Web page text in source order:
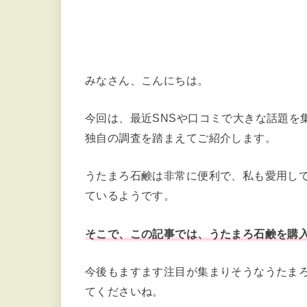
みなさん、こんにちは。
今回は、最近SNSや口コミで大きな話題を
独自の調査を踏まえてご紹介します。
うたまろ石鹸は非常に便利で、私も愛用し
ているようです。
そこで、この記事では、うたまろ石鹸を購
今後もますます注目が集まりそうなうたま
てくださいね。